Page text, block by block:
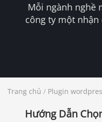
Mỗi ngành nghề
công ty một
Trang chủ / Plugin
Hướng Dẫn